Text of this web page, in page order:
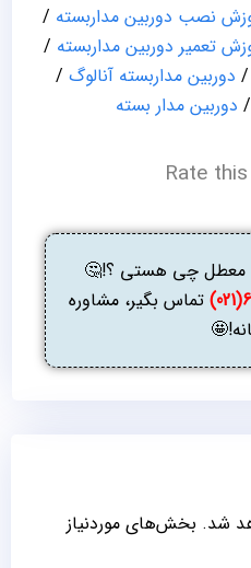
نصب دوربین مداربسته /
تعمیر دوربین مداربسته /
/ دوربین مداربسته آنالوگ /
/ دوربین مدار بسته
Rate
معطل چی هستی ؟!🤔
تماس بگیر، مشاوره
شد. بخش‌های موردنیاز